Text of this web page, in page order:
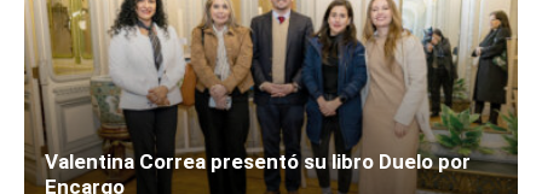
Valentina Correa presentó su libro Duelo por
Encargo